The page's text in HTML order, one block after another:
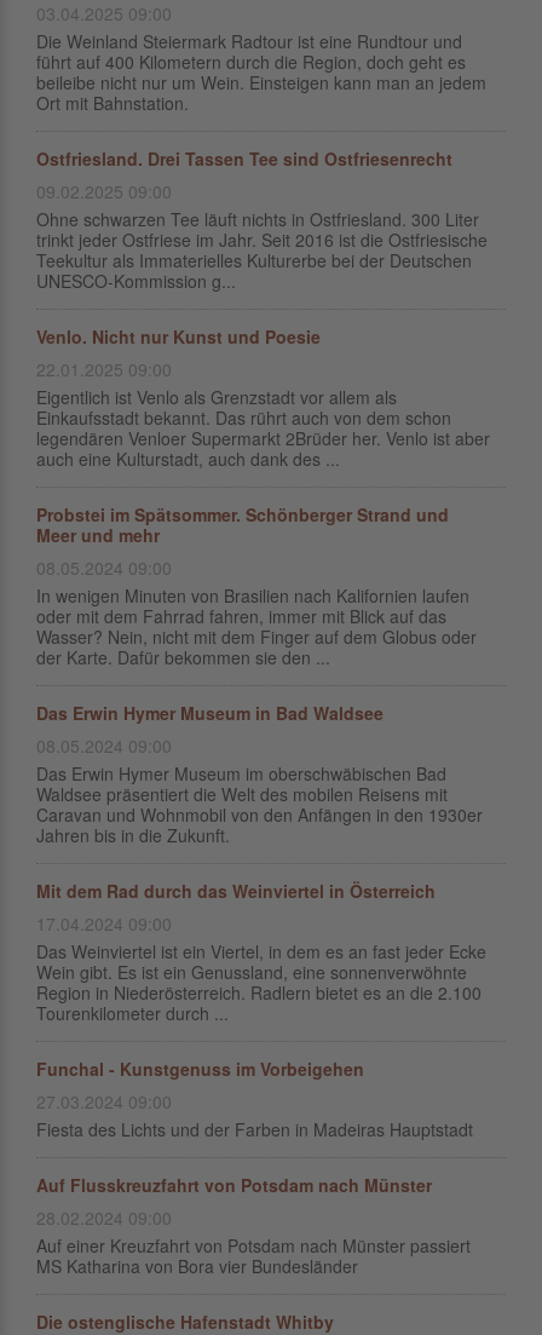
03.04.2025 09:00
Die Weinland Steiermark Radtour ist eine Rundtour und
führt auf 400 Kilometern durch die Region, doch geht es
beileibe nicht nur um Wein. Einsteigen kann man an jedem
Ort mit Bahnstation.
Ostfriesland. Drei Tassen Tee sind Ostfriesenrecht
09.02.2025 09:00
Ohne schwarzen Tee läuft nichts in Ostfriesland. 300 Liter
trinkt jeder Ostfriese im Jahr. Seit 2016 ist die Ostfriesische
Teekultur als Immaterielles Kulturerbe bei der Deutschen
UNESCO-Kommission g...
Venlo. Nicht nur Kunst und Poesie
22.01.2025 09:00
Eigentlich ist Venlo als Grenzstadt vor allem als
Einkaufsstadt bekannt. Das rührt auch von dem schon
legendären Venloer Supermarkt 2Brüder her. Venlo ist aber
auch eine Kulturstadt, auch dank des ...
Probstei im Spätsommer. Schönberger Strand und
Meer und mehr
08.05.2024 09:00
In wenigen Minuten von Brasilien nach Kalifornien laufen
oder mit dem Fahrrad fahren, immer mit Blick auf das
Wasser? Nein, nicht mit dem Finger auf dem Globus oder
der Karte. Dafür bekommen sie den ...
Das Erwin Hymer Museum in Bad Waldsee
08.05.2024 09:00
Das Erwin Hymer Museum im oberschwäbischen Bad
Waldsee präsentiert die Welt des mobilen Reisens mit
Caravan und Wohnmobil von den Anfängen in den 1930er
Jahren bis in die Zukunft.
Mit dem Rad durch das Weinviertel in Österreich
17.04.2024 09:00
Das Weinviertel ist ein Viertel, in dem es an fast jeder Ecke
Wein gibt. Es ist ein Genussland, eine sonnenverwöhnte
Region in Niederösterreich. Radlern bietet es an die 2.100
Tourenkilometer durch ...
Funchal - Kunstgenuss im Vorbeigehen
27.03.2024 09:00
Fiesta des Lichts und der Farben in Madeiras Hauptstadt
Auf Flusskreuzfahrt von Potsdam nach Münster
28.02.2024 09:00
Auf einer Kreuzfahrt von Potsdam nach Münster passiert
MS Katharina von Bora vier Bundesländer
Die ostenglische Hafenstadt Whitby